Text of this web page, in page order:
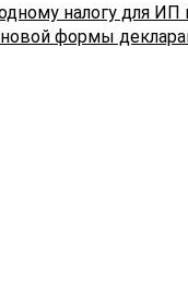
налогу для ИП
формы